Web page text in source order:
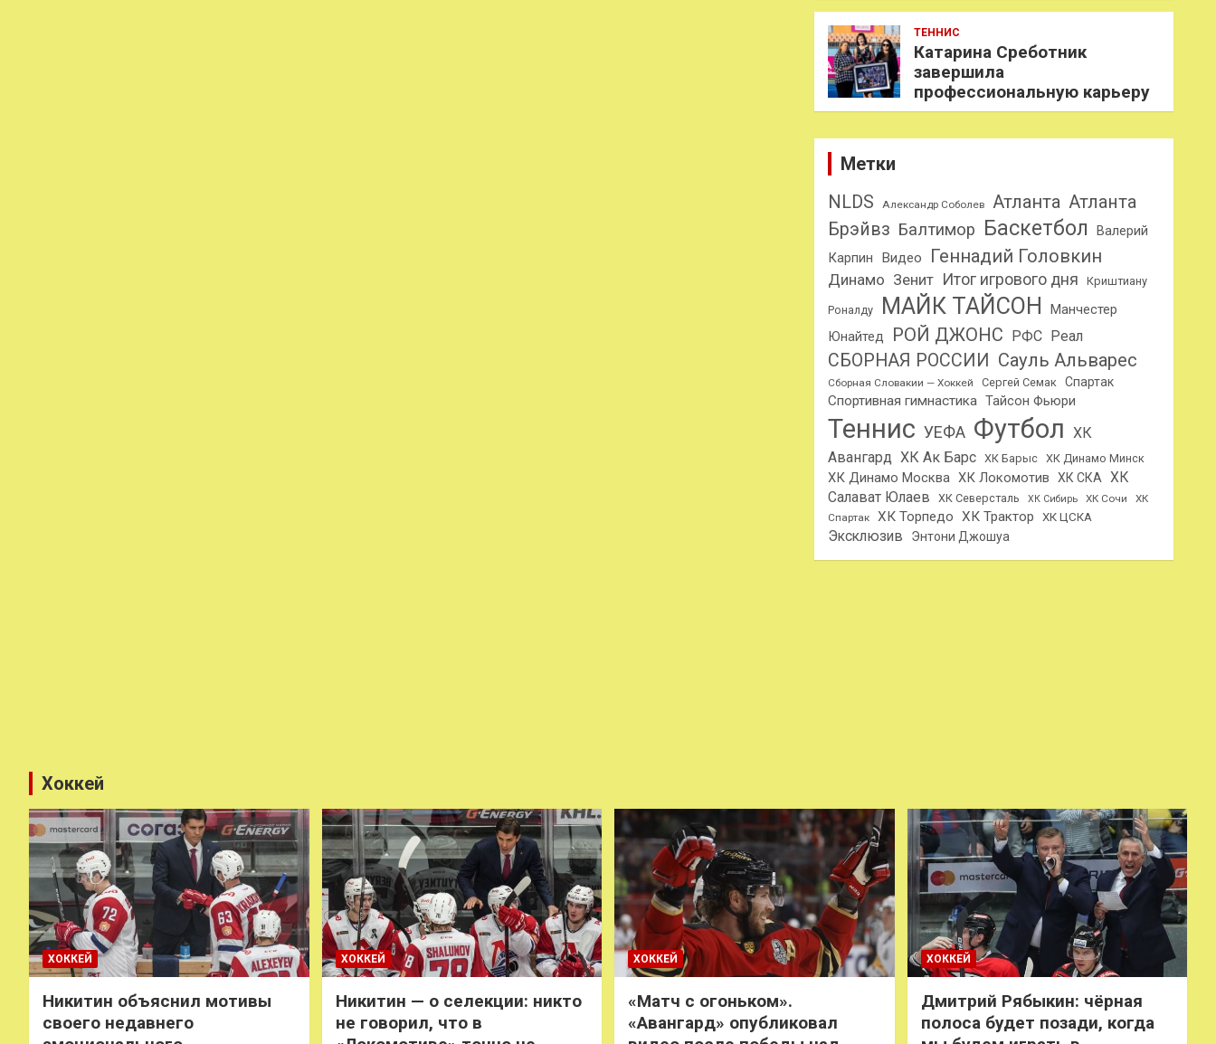
ТЕННИС
Катарина Среботник
завершила
профессиональную карьеру
Метки
NLDS
Александр Соболев Атланта Атланта
Брэйвз Балтимор Баскетбол
Валерий
Карпин
Видео Геннадий Головкин
Динамо Зенит Итог игрового дня Криштиану
Роналду МАЙК ТАЙСОН
Манчестер
Юнайтед
РОЙ ДЖОНС РФС Реал
СБОРНАЯ РОССИИ Сауль Альварес
Сборная Словакии — Хоккей Сергей Семак Спартак
Спортивная гимнастика Тайсон Фьюри
Теннис УЕФА Футбол ХК
Авангард ХК Ак Барс ХК Барыс ХК Динамо Минск
ХК Динамо Москва ХК Локомотив ХК СКА
ХК
Салават Юлаев
ХК Северсталь ХК Сибирь ХК Сочи
ХК
Спартак
ХК Торпедо ХК Трактор ХК ЦСКА
Эксклюзив Энтони Джошуа
Хоккей
ХОККЕЙ
Никитин объяснил мотивы
своего недавнего
ХОККЕЙ
Никитин — о селекции: никто
не говорил, что в
ХОККЕЙ
«Матч с огоньком».
«Авангард» опубликовал
ХОККЕЙ
Дмитрий Рябыкин: чёрная
полоса будет позади, когда